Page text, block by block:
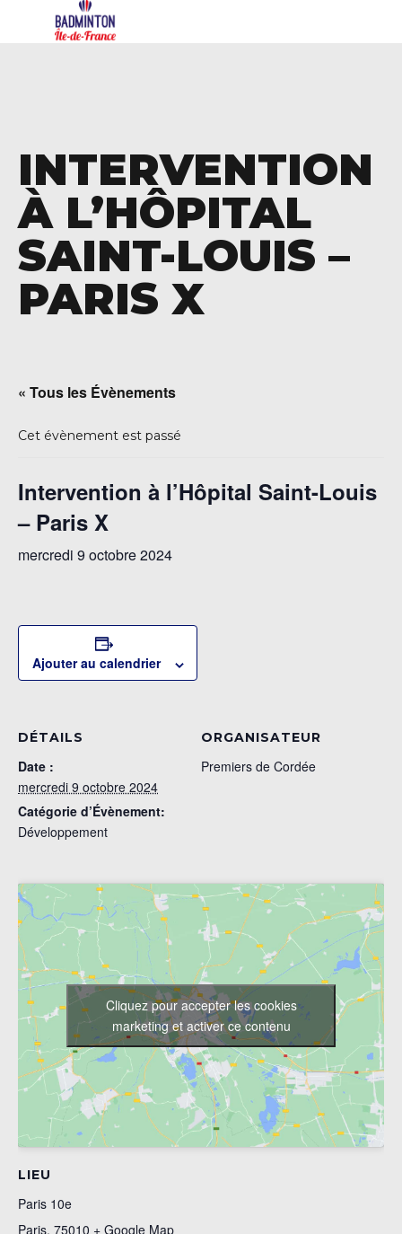
INTERVENTION
À L’HÔPITAL
SAINT-LOUIS –
PARIS X
« Tous les Évènements
Cet évènement est passé
Intervention à l’Hôpital Saint-Louis
– Paris X
mercredi 9 octobre 2024
Ajouter au calendrier
DÉTAILS
Date :
mercredi 9 octobre 2024
Catégorie d’Évènement:
Développement
ORGANISATEUR
Premiers de Cordée
LIEU
Paris 10e
Paris, 75010 + Google Map
Cliquez pour accepter les cookies
marketing et activer ce contenu